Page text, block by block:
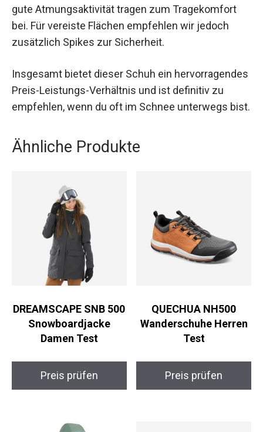
gute Atmungsaktivität tragen zum Tragekomfort
bei. Für vereiste Flächen empfehlen wir jedoch
zusätzlich Spikes zur Sicherheit.
Insgesamt bietet dieser Schuh ein hervorragendes
Preis-Leistungs-Verhältnis und ist definitiv zu
empfehlen, wenn du oft im Schnee unterwegs bist.
Ähnliche Produkte
DREAMSCAPE SNB 500
Snowboardjacke
Damen Test
Preis prüfen
QUECHUA NH500
Wanderschuhe Herren
Test
Preis prüfen